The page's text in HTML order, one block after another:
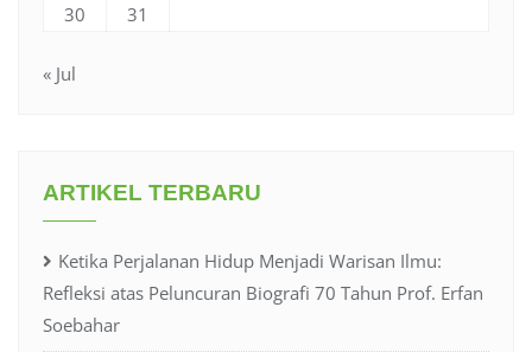
30
31
« Jul
ARTIKEL TERBARU
Ketika Perjalanan Hidup Menjadi Warisan Ilmu:
Refleksi atas Peluncuran Biografi 70 Tahun Prof. Erfan
Soebahar